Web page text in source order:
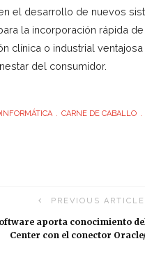
el desarrollo de nuevos
la incorporación rápida
clínica o industrial
del consumidor.
CARNE DE CABALLO
PREVIOUS ARTICLE
aporta conocimiento
Center con el conector